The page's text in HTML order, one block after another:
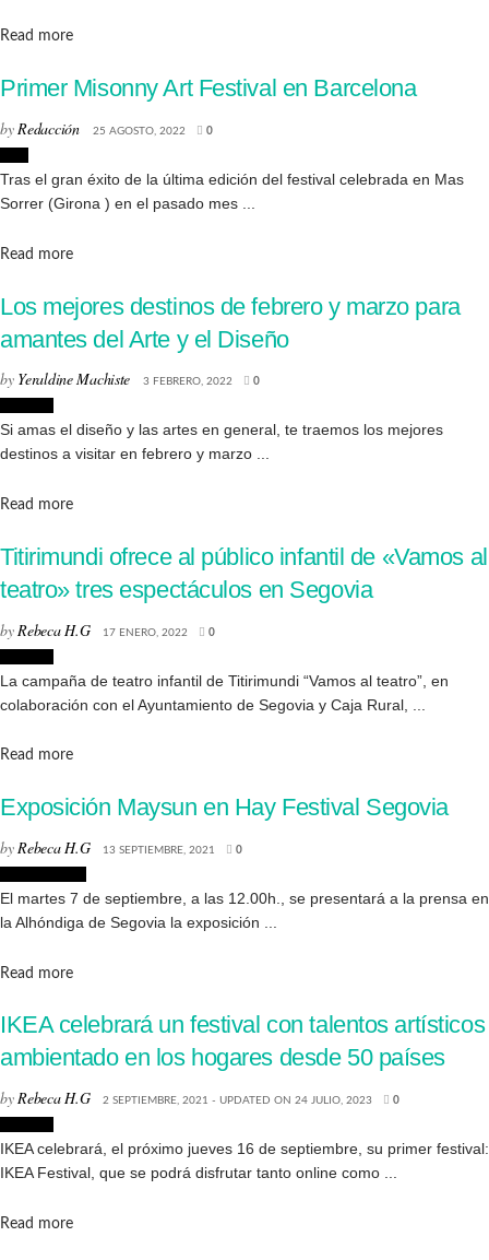
Read moreDetails
Primer Misonny Art Festival en Barcelona
byRedacción 25 AGOSTO, 2022 0
Tras el gran éxito de la última edición del festival celebrada en Mas
Sorrer (Girona ) en el pasado mes ...
Read moreDetails
Los mejores destinos de febrero y marzo para
amantes del Arte y el Diseño
by Yeraldine Machiste 3 FEBRERO, 2022 0
Si amas el diseño y las artes en general, te traemos los mejores
destinos a visitar en febrero y marzo ...
Read moreDetails
Titirimundi ofrece al público infantil de «Vamos al
teatro» tres espectáculos en Segovia
by Rebeca H.G 17 ENERO, 2022 0
La campaña de teatro infantil de Titirimundi “Vamos al teatro”, en
colaboración con el Ayuntamiento de Segovia y Caja Rural, ...
Read moreDetails
Exposición Maysun en Hay Festival Segovia
byRebeca H.G 13 SEPTIEMBRE, 2021 0
El martes 7 de septiembre, a las 12.00h., se presentará a la prensa en
la Alhóndiga de Segovia la exposición ...
Read moreDetails
IKEA celebrará un festival con talentos artísticos
ambientado en los hogares desde 50 países
byRebeca H.G 2 SEPTIEMBRE, 2021 - UPDATED ON 24 JULIO, 2023 0
IKEA celebrará, el próximo jueves 16 de septiembre, su primer festival:
IKEA Festival, que se podrá disfrutar tanto online como ...
Read moreDetails